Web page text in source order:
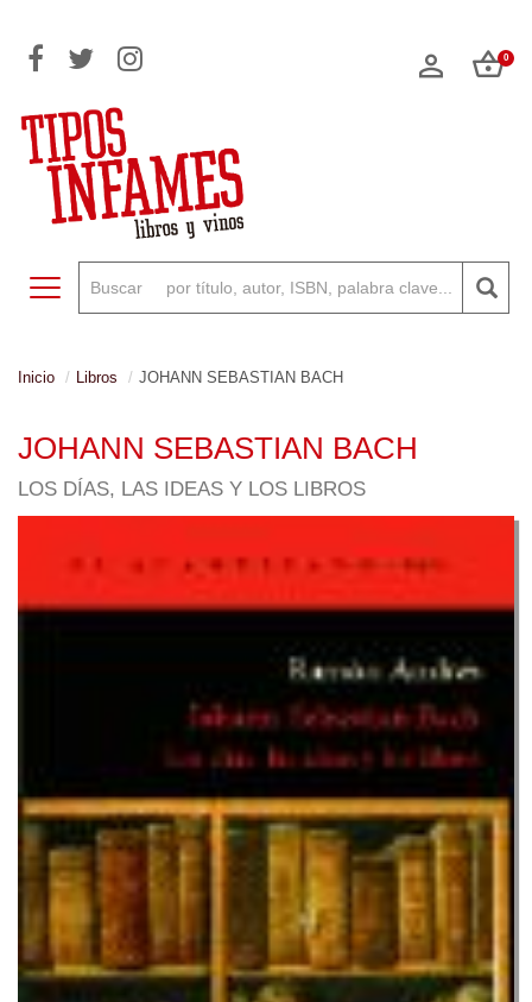
0
Toggle navigation
Inicio Libros JOHANN SEBASTIAN BACH
JOHANN SEBASTIAN BACH
LOS DÍAS, LAS IDEAS Y LOS LIBROS